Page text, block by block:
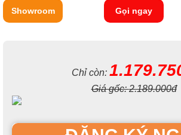
Showroom Gọi ngay
Chỉ còn:
Giá gốc:2.189.000đ